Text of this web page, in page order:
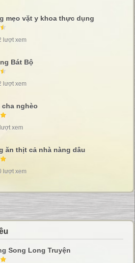
mẹo vặt y khoa thực dụng
lượt xem
Bát Bộ
lượt xem
cha nghèo
xem
ăn thịt cả nhà nàng dâu
lượt xem
Song Long Truyện